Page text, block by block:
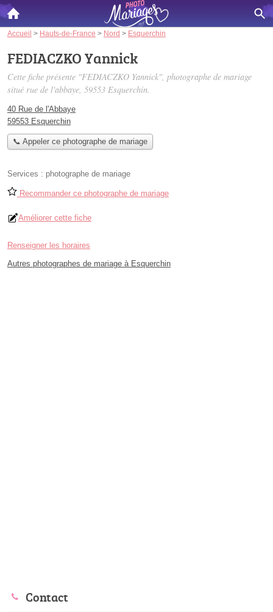
Accueil > Hauts-de-France > Nord > Esquerchin
FEDIACZKO Yannick
Cette fiche présente "FEDIACZKO Yannick", photographe de mariage
situé rue de l'abbaye, 59553 Esquerchin.
40 Rue de l'Abbaye
59553 Esquerchin
📞 Appeler ce photographe de mariage
Services : photographe de mariage
Recommander ce photographe de mariage
Améliorer cette fiche
Renseigner les horaires
Autres photographes de mariage à Esquerchin
Contact